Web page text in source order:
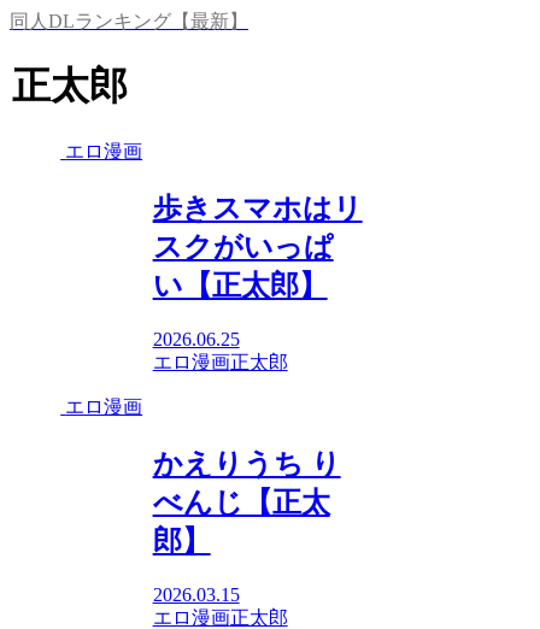
同人DLランキング【最新】
正太郎
エロ漫画
歩きスマホはリ
スクがいっぱ
い【正太郎】
2026.06.25
エロ漫画正太郎
エロ漫画
かえりうち り
べんじ【正太
郎】
2026.03.15
エロ漫画正太郎